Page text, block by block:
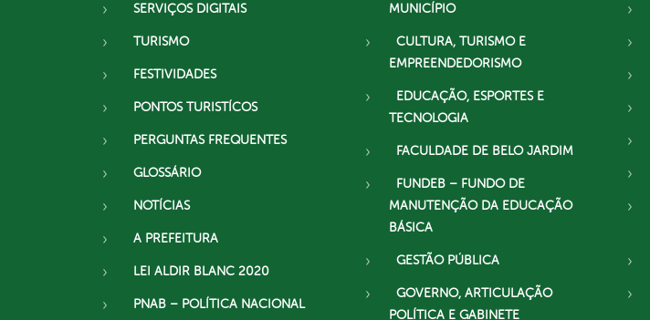
SERVIÇOS DIGITAIS
TURISMO
FESTIVIDADES
PONTOS TURISTÍCOS
PERGUNTAS FREQUENTES
GLOSSÁRIO
NOTÍCIAS
A PREFEITURA
LEI ALDIR BLANC 2020
PNAB – POLÍTICA NACIONAL
MUNICÍPIO
CULTURA, TURISMO E
EMPREENDEDORISMO
EDUCAÇÃO, ESPORTES E
TECNOLOGIA
FACULDADE DE BELO JARDIM
FUNDEB – FUNDO DE
MANUTENÇÃO DA EDUCAÇÃO
BÁSICA
GESTÃO PÚBLICA
GOVERNO, ARTICULAÇÃO
POLÍTICA E GABINETE